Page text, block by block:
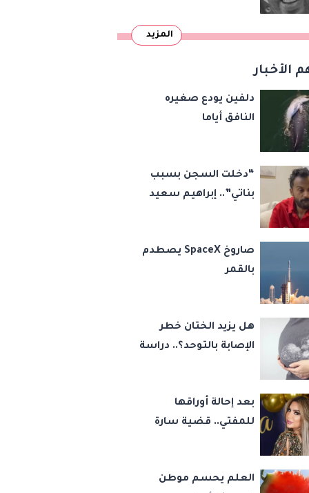
المزيد
الأخبار
دلفين يودع صغيره
النافق أياما
“دخلت السجن بسبب
بناتي”.. إبراهيم سعيد
لابنتيه
صاروخ SpaceX يصطدم
بالقمر
هل يزيد الختان خطر
الإصابة بالتوحد؟.. دراسة
بعد إحالة أوراقها
للمفتي.. قضية سارة
العلم يحسم موطن